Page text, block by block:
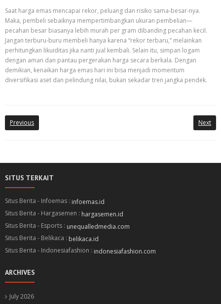
Saat harga emas mencapai rekor, peluang dan risiko sama-besar-nya.
Maka, pembeli sebaiknya mempertimbangkan ukuran pembelian—
pecahan besar biasanya lebih murah per gram dibanding pecahan kecil.
Jangan terburu-buru membeli hanya karena “rekor terbaru,” melainkan
perhitungkan likuiditas jika nanti jual kembali. Selain itu, simpan logam
dengan aman dan pantau pergerakan harga secara berkala. Dengan
demikian, kenaikan harga emas hari ini bisa menjadi momentum
diversifikasi aset dan pelindung nilai, bukan sekadar tren jangka pendek.
Previous Next
SITUS TERKAIT
Situs Berita - Infoemas : infoemas.id
Situs Berita - Hargasemen : hargasemen.id
Situs Berita - Esports : unequalledmedia.com
Situs Berita - Belikaca : belikaca.id
Situs Berita - Indonesiafashion : indonesiafashion.com
ARCHIVES
July 2026